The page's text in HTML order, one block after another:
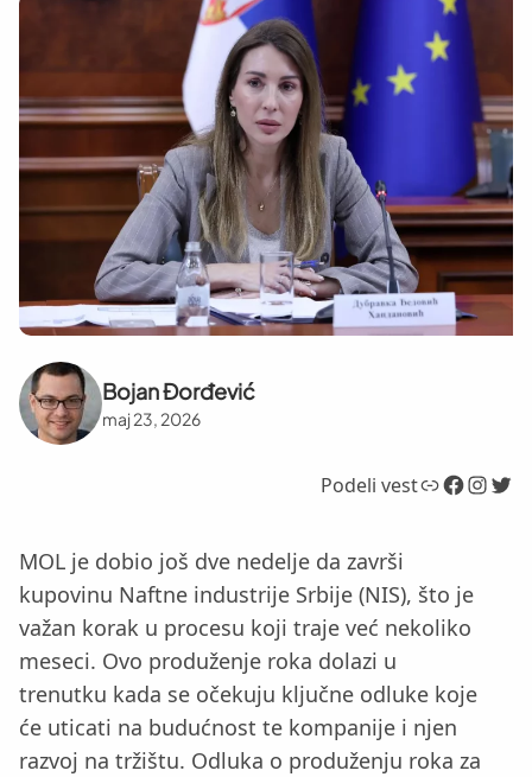
Bojan Đorđević
maj 23, 2026
Podeli vestLink Facebook InstagramTwitter
MOL je dobio još dve nedelje da završi
kupovinu Naftne industrije Srbije (NIS), što je
važan korak u procesu koji traje već nekoliko
meseci. Ovo produženje roka dolazi u
trenutku kada se očekuju ključne odluke koje
će uticati na budućnost te kompanije i njen
razvoj na tržištu. Odluka o produženju roka za